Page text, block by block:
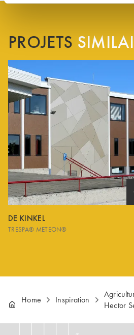
PROJETS
DE KINKEL
TRESPA® METEON®
Home Inspiration
Hector